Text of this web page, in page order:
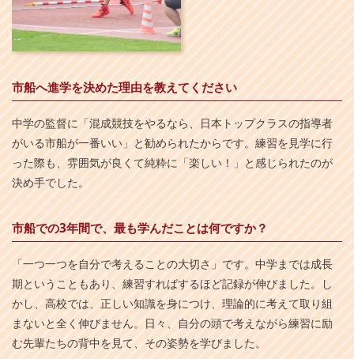
市船へ進学を決めた理由を教えてください
中学の監督に「混成競技をやるなら、日本トップクラスの指導者
がいる市船が一番いい」と勧められたからです。練習を見学に行
った際も、雰囲気が良くて純粋に「楽しい！」と感じられたのが
決め手でした。
市船での3年間で、最も学んだことは何ですか？
「一つ一つを自分で考えることの大切さ」です。中学までは成長
期ということもあり、練習すればするほど記録が伸びました。し
かし、高校では、正しい知識を身につけ、理論的に考えて取り組
まないと全く伸びません。日々、自分の頭で考えながら練習に励
む先輩たちの背中を見て、その姿勢を学びました。